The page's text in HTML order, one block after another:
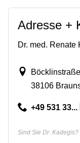
Adresse +
Dr. med. Renate
38106
+49 531 33...
Sind Sie Dr. Kadegis?